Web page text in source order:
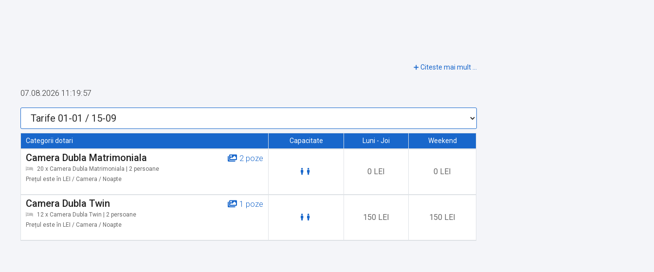
07.08.2026 11:19:57
Categorii dotari Capacitate Luni - Joi Weekend
2 poze
Camera Dubla Matrimoniala
20 x Camera Dubla Matrimoniala | 2 persoane
Prețul este în LEI / Camera / Noapte
0 LEI 0 LEI
1 poze
Camera Dubla Twin
12 x Camera Dubla Twin | 2 persoane
Prețul este în LEI / Camera / Noapte
150 LEI 150 LEI